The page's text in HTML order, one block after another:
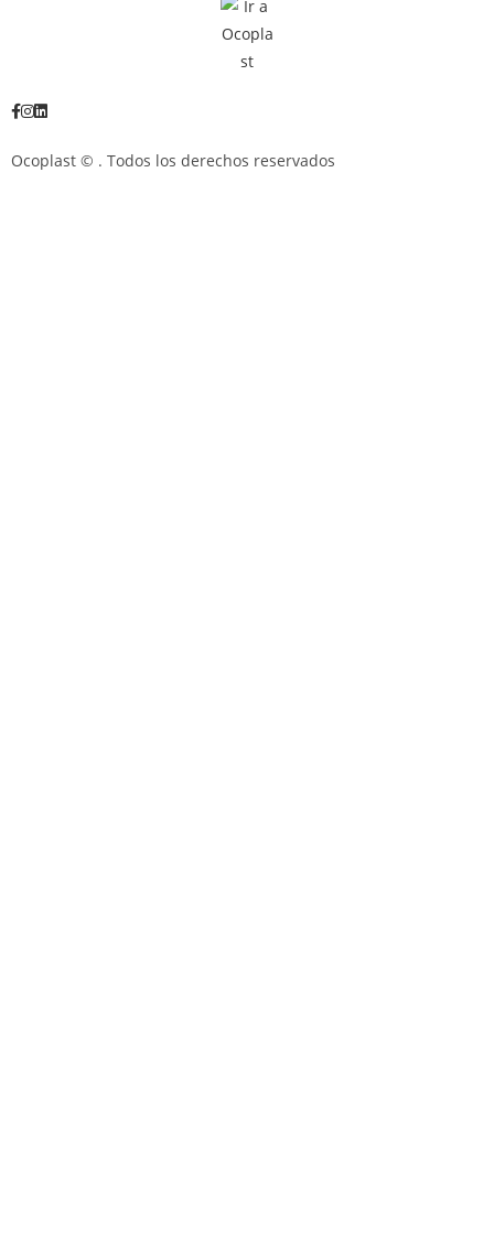
Ocoplast © . Todos los derechos reservados